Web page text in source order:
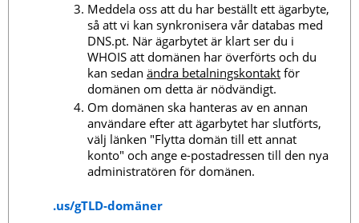
Meddela oss att du har beställt ett ägarbyte,
så att vi kan synkronisera vår databas med
DNS.pt. När ägarbytet är klart ser du i
WHOIS att domänen har överförts och du
kan sedan ändra betalningskontakt för
domänen om detta är nödvändigt.
Om domänen ska hanteras av en annan
användare efter att ägarbytet har slutförts,
välj länken "Flytta domän till ett annat
konto" och ange e-postadressen till den nya
administratören för domänen.
.us/gTLD-domäner